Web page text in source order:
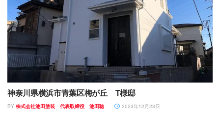
神奈川県横浜市青葉区梅が丘 T様邸
BY 株式会社池田塗装 代表取締役 池田聡 2023年12月23日